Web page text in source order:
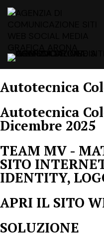
Autotecnica
Autotecnica
Dicembre 2025
TEAM MV -
SITO
IDENTITY,
APRI IL SITO
SOLUZIONE